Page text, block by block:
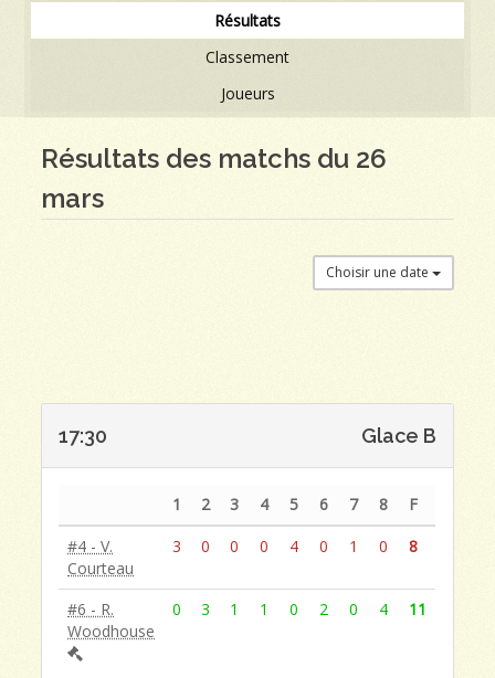
Résultats
Classement
Joueurs
Résultats des matchs du 26
mars
Choisir une date
17:30 Glace B
1 2 3 4 5 6 7 8
F
#4 - V.
Courteau
3 0 0 0 4 0 1 0 8
#6 - R.
Woodhouse
0 3 1 1 0 2 0 4 11